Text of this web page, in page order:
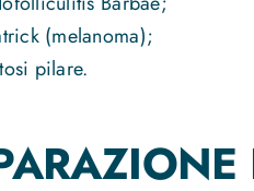
(melanoma);
pilare.